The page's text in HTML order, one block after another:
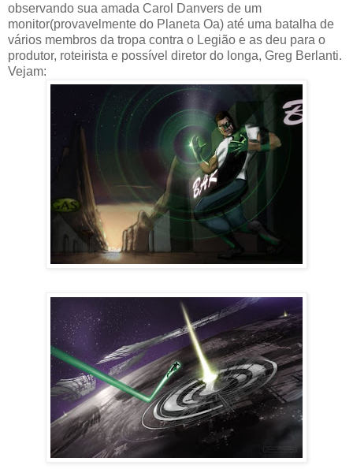
observando sua amada Carol Danvers de um
monitor(provavelmente do Planeta Oa) até uma batalha de
vários membros da tropa contra o Legião e as deu para o
produtor, roteirista e possível diretor do longa, Greg Berlanti.
Vejam: